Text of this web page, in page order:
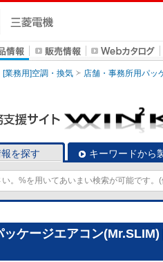
[業務用]空調・換気 店舗・事務所用パッ
を探す キーワードから
ッケージエアコン